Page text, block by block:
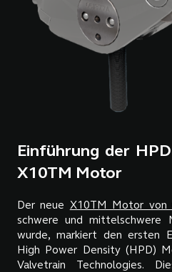
Einführung der
X10TM Motor
Der neue X10TM Motor von
schwere und mittelschwere
wurde, markiert den ersten
High Power Density (HPD)
Valvetrain Technologies.